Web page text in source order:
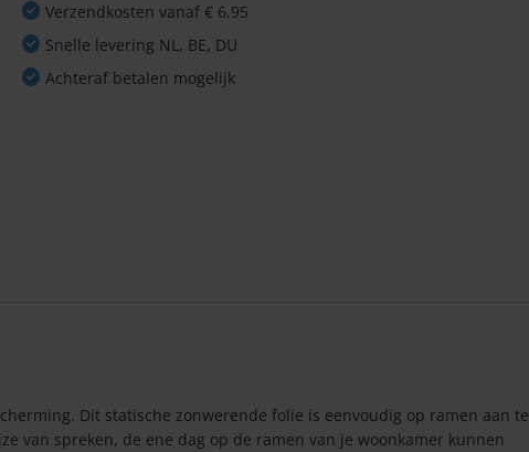
Verzendkosten vanaf € 6,95
Snelle levering NL, BE, DU
Achteraf betalen mogelijk
Dit statische zonwerende folie is eenvoudig op ramen aan te
van spreken, de ene dag op de ramen van je woonkamer kunnen